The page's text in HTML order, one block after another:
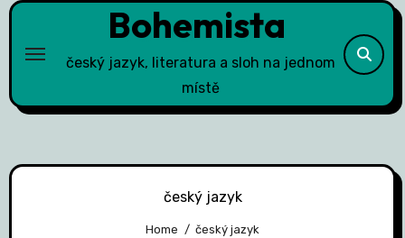
Skip
content
Bohemista
český jazyk, literatura a sloh na jednom
místě
český jazyk
Home český jazyk